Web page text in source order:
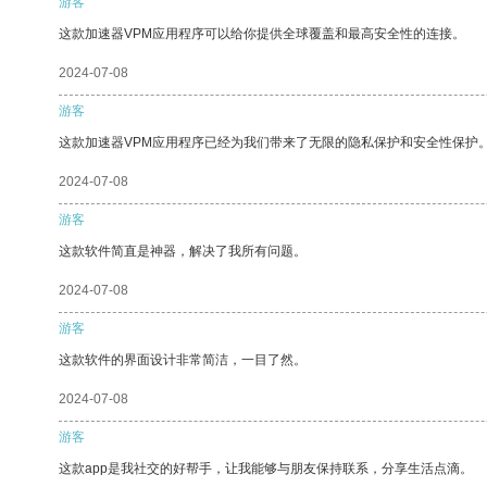
这款加速器VPM应用程序可以给你提供全球覆盖和最高安全性的连接。
2024-07-08
游客
这款加速器VPM应用程序已经为我们带来了无限的隐私保护和安全性保护
2024-07-08
游客
这款软件简直是神器，解决了我所有问题。
2024-07-08
游客
这款软件的界面设计非常简洁，一目了然。
2024-07-08
游客
这款app是我社交的好帮手，让我能够与朋友保持联系，分享生活点滴。